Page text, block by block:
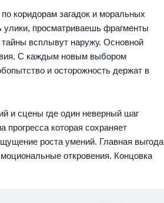
коридорам загадок и моральных
просматриваешь фрагменты
всплывут наружу. Основной
С каждым новым выбором
и осторожность держат в
и сцены где один неверный шаг
прогресса которая сохраняет
роста умений. Главная выгода
откровения. Концовка